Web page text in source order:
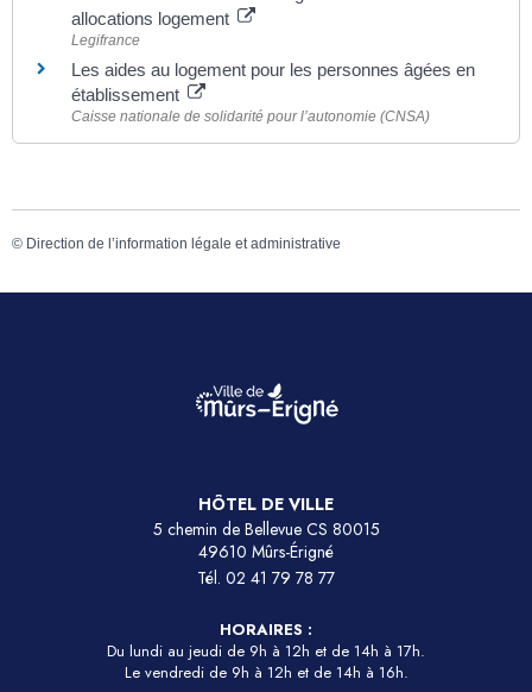
allocations logement
Legifrance
Les aides au logement pour les personnes âgées en
établissement
Caisse nationale de solidarité pour l’autonomie (CNSA)
© Direction de l’information légale et administrative
HÔTEL DE VILLE
5 chemin de Bellevue CS 80015
49610 Mûrs-Érigné
Tél. 02 41 79 78 77
HORAIRES :
Du lundi au jeudi de 9h à 12h et de 14h à 17h.
Le vendredi de 9h à 12h et de 14h à 16h.